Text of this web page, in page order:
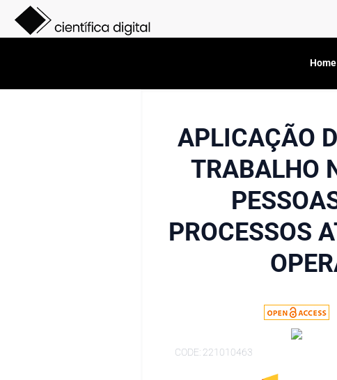
Home
APLICAÇÃO
TRABALHO
PROCESSOS
CODE: 221010463